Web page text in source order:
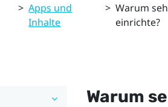
> Apps und
Inhalte
> Warum
einrichte?
Warum